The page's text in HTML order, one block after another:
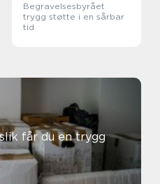
Begravelsesbyrået
trygg støtte i en sårbar
tid